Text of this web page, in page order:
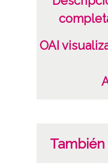
1890 a 1920
Signaturas: ;
OAI